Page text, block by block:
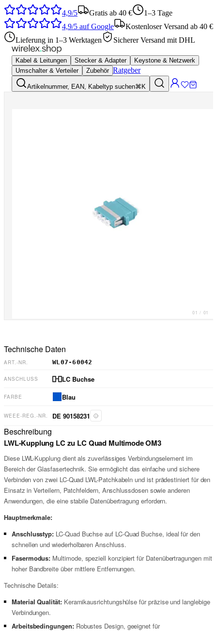
4,9/5 Gratis ab 40 €
1–3 Tage
4,9/5 auf Google
Kostenloser Versand ab 40 €
Lieferung in 1–3 Werktagen
Sicherer Versand mit DHL
Kabel & Leitungen Stecker & Adapter
Keystone & Netzwerk
Umschalter & Verteiler
Zubehör Ratgeber
Artikelnummer, EAN, Kabeltyp suchen⌘K
01 / 01
Technische Daten
ART.-NR. WL07-60042
ANSCHLUSS LC Buchse
FARBE Blau
WEEE-REG.-NR. DE 90158231
Beschreibung
LWL-Kupplung LC zu LC Quad Multimode OM3
Diese LWL-Kupplung dient als zuverlässiges Verbindungselement im
Bereich der Glasfasertechnik. Sie ermöglicht das einfache und sichere
Verbinden von zwei LC-Quad LWL-Patchkabeln und ist prädestiniert für den
Einsatz in Verteilern, Patchfeldern, Anschlussdosen sowie anderen
Anwendungen, die eine stabile Datenübertragung erfordern.
Hauptmerkmale:
Anschlusstyp: LC-Quad Buchse auf LC-Quad Buchse, ideal für den
schnellen und wiederholbaren Anschluss.
Fasermodus: Multimode, speziell konzipiert für Datenübertragungen mit
hoher Bandbreite über mittlere Entfernungen.
Technische Details:
Material Qualität:Keramikausrichtungshülse für präzise und langlebige
Verbindungen.
Arbeitsbedingungen:Robustes Design, geeignet für